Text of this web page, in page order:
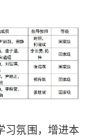
习氛围，增进本